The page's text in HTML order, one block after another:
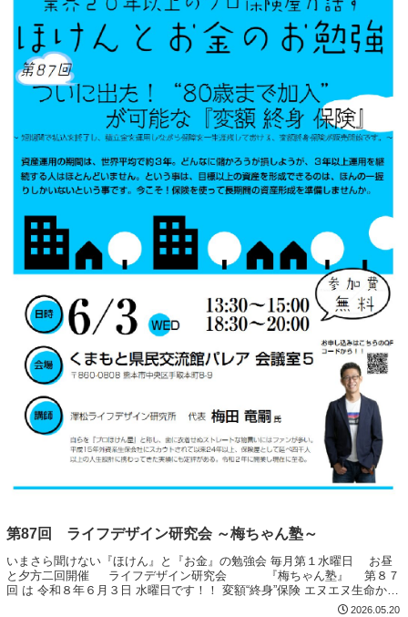
第87回 ライフデザイン研究会 ～梅ちゃん塾～
いまさら聞けない『ほけん』と『お金』の勉強会 毎月第１水曜日 お昼
と夕方二回開催 ライフデザイン研究会 『梅ちゃん塾』 第８７
回 は 令和８年６月３日 水曜日です！！ 変額“終身”保険 エヌエヌ生命から
2026.05.20